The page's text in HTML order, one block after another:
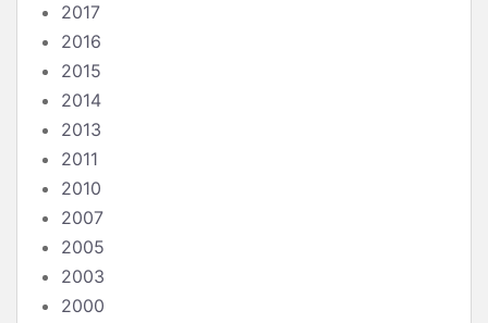
2017
2016
2015
2014
2013
2011
2010
2007
2005
2003
2000